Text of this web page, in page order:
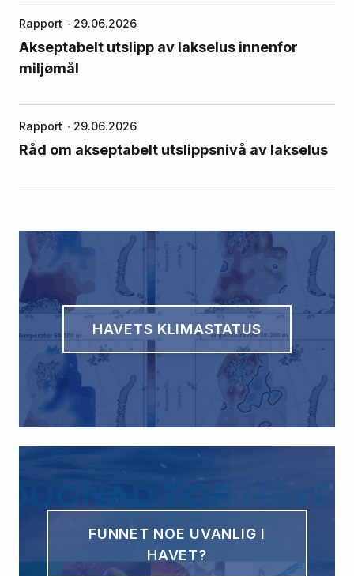
Rapport 29.06.2026
Akseptabelt utslipp av lakselus innenfor
miljømål
Rapport 29.06.2026
Råd om akseptabelt utslippsnivå av lakselus
HAVETS KLIMASTATUS
FUNNET NOE UVANLIG I
HAVET?